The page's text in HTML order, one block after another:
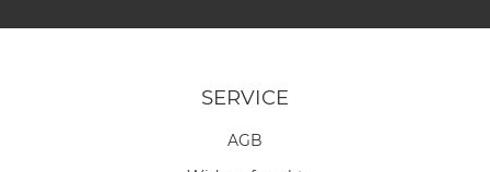
SERVICE
AGB